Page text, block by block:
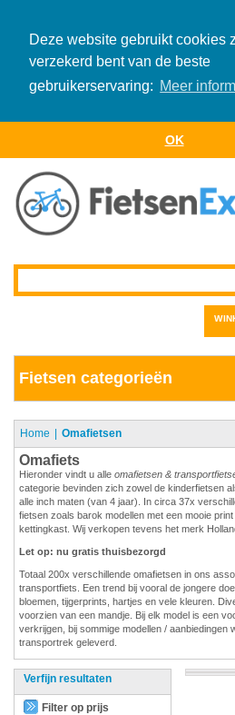
Deze website gebruikt cookies
verzekerd bent van de beste
gebruikerservaring: Meer
OK
Fietsen categorieën
Home Omafietsen
Omafiets
Hieronder vindt u alle omafietsen &
categorie bevinden zich zowel de kinderfietsen
alle inch maten (van 4 jaar). In circa 37x
fietsen zoals barok modellen met een mooie
kettingkast. Wij verkopen tevens het merk
Let op: nu gratis thuisbezorgd
Totaal 200x verschillende omafietsen in ons
transportfiets. Een trend bij vooral de jongere
bloemen, tijgerprints, hartjes en vele kleuren.
voorzien van een mandje. Bij elk model is een
verkrijgen, bij sommige modellen / aanbiedingen
transportrek geleverd.
Verfijn resultaten
Filter op prijs